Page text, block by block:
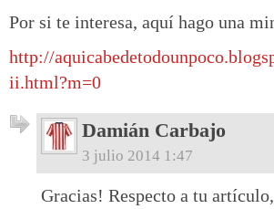
Por si te interesa, aquí hago una
http://
ii.html?m=0
Damián Carbajo
3 julio 2014 1:47
Gracias! Respecto a tu